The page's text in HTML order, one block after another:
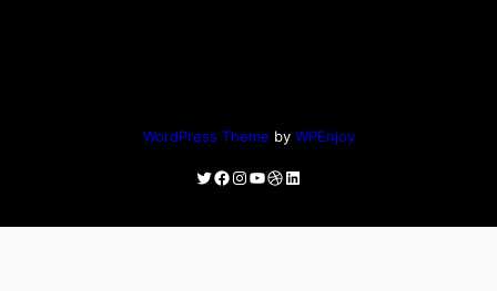
WordPress Theme by WPEnjoy
Twitter
Facebook
Instagram
YouTube
Dribbble
LinkedIn